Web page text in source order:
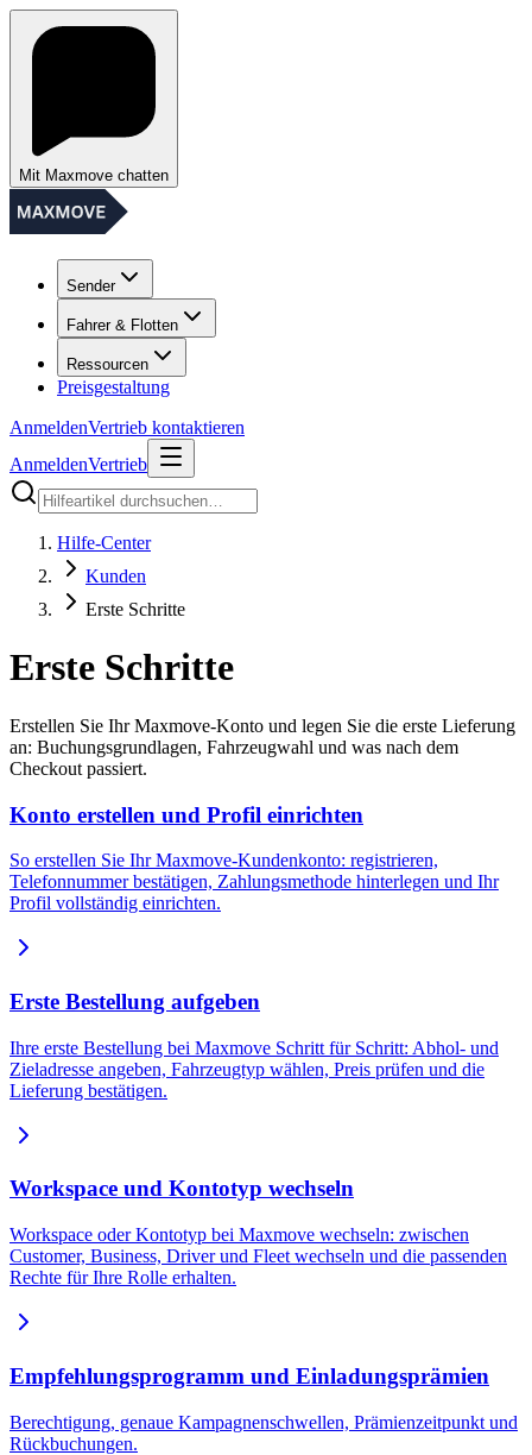
Mit Maxmove chatten
Sender
Fahrer & Flotten
Ressourcen
Preisgestaltung
AnmeldenVertrieb kontaktieren
AnmeldenVertrieb
Hilfe-Center
Kunden
Erste Schritte
Erste Schritte
Erstellen Sie Ihr Maxmove-Konto und legen Sie die erste Lieferung
an: Buchungsgrundlagen, Fahrzeugwahl und was nach dem
Checkout passiert.
Konto erstellen und Profil einrichten
So erstellen Sie Ihr Maxmove-Kundenkonto: registrieren,
Telefonnummer bestätigen, Zahlungsmethode hinterlegen und Ihr
Profil vollständig einrichten.
Erste Bestellung aufgeben
Ihre erste Bestellung bei Maxmove Schritt für Schritt: Abhol- und
Zieladresse angeben, Fahrzeugtyp wählen, Preis prüfen und die
Lieferung bestätigen.
Workspace und Kontotyp wechseln
Workspace oder Kontotyp bei Maxmove wechseln: zwischen
Customer, Business, Driver und Fleet wechseln und die passenden
Rechte für Ihre Rolle erhalten.
Empfehlungsprogramm und Einladungsprämien
Berechtigung, genaue Kampagnenschwellen, Prämienzeitpunkt und
Rückbuchungen.